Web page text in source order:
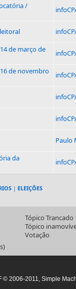
/
de março de
de novembro
Paulo
da
| ELEIÇÕES
Tópico Trancado
Tópico
Votação
© 2006-2011, Simple